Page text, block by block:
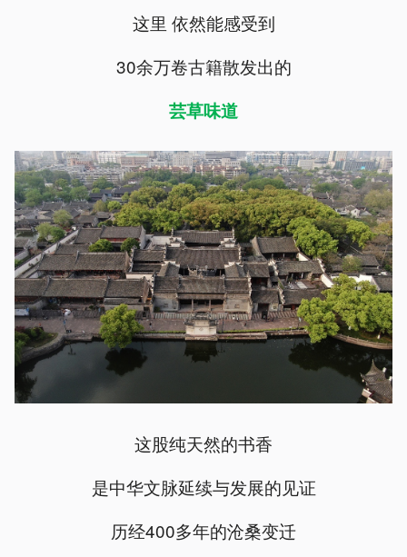
这里 依然能感受到
30余万卷古籍散发出的
芸草味道
这股纯天然的书香
是中华文脉延续与发展的见证
历经400多年的沧桑变迁